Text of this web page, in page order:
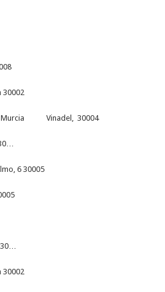
Murcia Vinadel, 30004
6 30005